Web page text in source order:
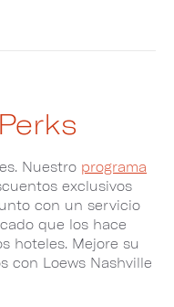
Nuestro programa
exclusivos
con un servicio
que los hace
hoteles. Mejore su
con Loews Nashville